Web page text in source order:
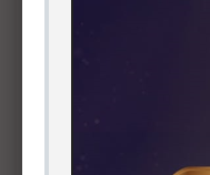
Teknoloji Transfer